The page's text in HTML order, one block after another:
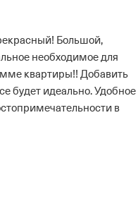
Большой,
необходимое для
квартиры!! Добавить
будет идеально. Удобное
в